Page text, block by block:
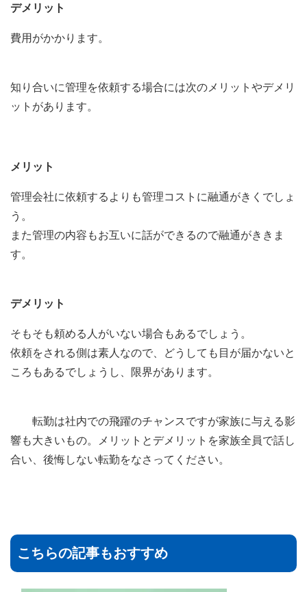
デメリット
費用がかかります。
知り合いに管理を依頼する場合には次のメリットやデメリ
ットがあります。
メリット
管理会社に依頼するよりも管理コストに融通がきくでしょ
う。
また管理の内容もお互いに話ができるので融通がききま
す。
デメリット
そもそも頼める人がいない場合もあるでしょう。
依頼をされる側は素人なので、どうしても目が届かないと
ころもあるでしょうし、限界があります。
転勤は社内での飛躍のチャンスですが家族に与える影
響も大きいもの。メリットとデメリットを家族全員で話し
合い、後悔しない転勤をなさってください。
こちらの記事もおすすめ